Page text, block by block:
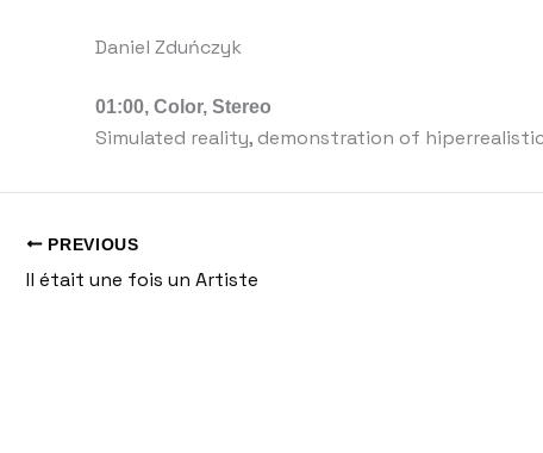
Daniel Zduńczyk
01:00, Color, Stereo
Simulated reality, demonstration of
PREVIOUS
Il était une fois un Artiste